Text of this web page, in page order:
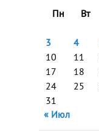
Пн
Вт
3
4
10
11
17
18
24
25
31
« Июл